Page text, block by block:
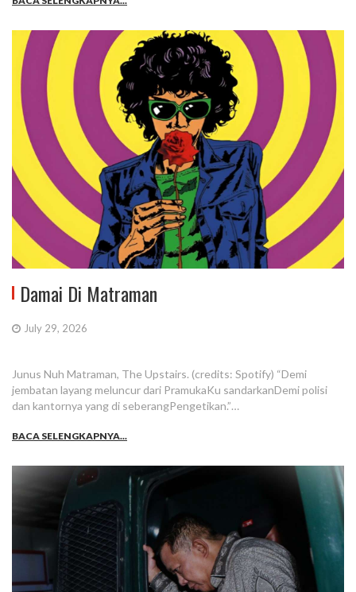
Damai Di Matraman
July 29, 2026
Junus Nuh Matraman, The Upstairs. (credits: Spotify) “Demi
jembatan layang meluncur dari PramukaKu sandarkanDemi polisi
dan kantornya yang di seberangPengetikan.”…
BACA SELENGKAPNYA...